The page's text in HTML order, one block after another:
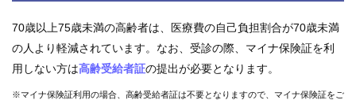
保
健
業
70歳以上75歳未満の高齢者は、医療費の自己負担割合が70歳未満
の人より軽減されています。なお、受診の際、マイナ保険証を利
用しない方は高齢受給者証の提出が必要となります。
※マイナ保険証利用の場合、高齢受給者証は不要となりますので、マイナ保険証をご